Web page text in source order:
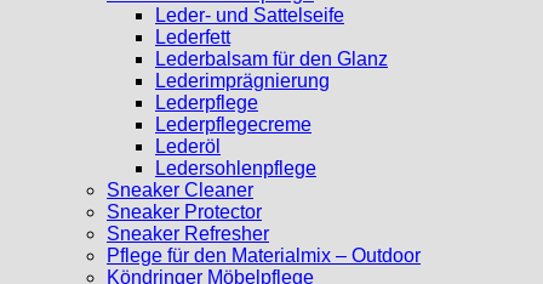
Leder- und Sattelseife
Lederfett
Lederbalsam für den Glanz
Lederimprägnierung
Lederpflege
Lederpflegecreme
Lederöl
Ledersohlenpflege
Sneaker Cleaner
Sneaker Protector
Sneaker Refresher
Pflege für den Materialmix – Outdoor
Köndringer Möbelpflege